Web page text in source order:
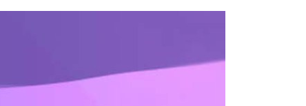
Using AEON Cards - Shopping (Abroad)